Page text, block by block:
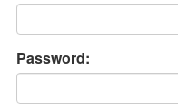
Password: